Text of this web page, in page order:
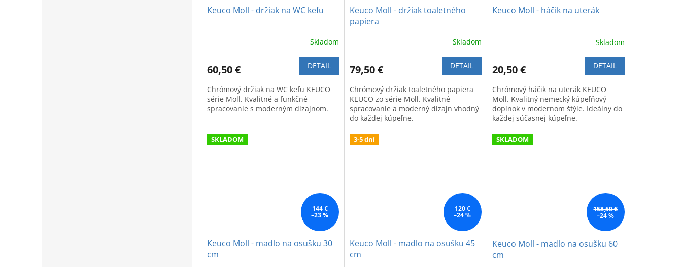
Keuco Moll - držiak na WC kefu
Skladom
60,50 € DETAIL
Chrómový držiak na WC kefu KEUCO
série Moll. Kvalitné a funkčné
spracovanie s moderným dizajnom.
Keuco Moll - držiak toaletného
papiera
Skladom
79,50 € DETAIL
Chrómový držiak toaletného papiera
KEUCO zo série Moll. Kvalitné
spracovanie a moderný dizajn vhodný
do každej kúpeľne.
Keuco Moll - háčik na uterák
Skladom
20,50 € DETAIL
Chrómový háčik na uterák KEUCO
Moll. Kvalitný nemecký kúpeľňový
doplnok v modernom štýle. Ideálny do
každej súčasnej kúpeľne.
SKLADOM
144 €
–23 %
Keuco Moll - madlo na osušku 30
cm
3-5 dní
120 €
–24 %
Keuco Moll - madlo na osušku 45
cm
SKLADOM
158,50 €
–24 %
Keuco Moll - madlo na osušku 60
cm